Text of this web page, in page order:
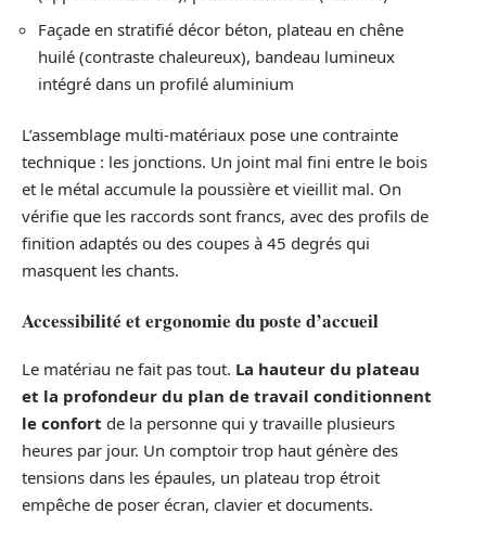
Façade en stratifié décor béton, plateau en chêne
huilé (contraste chaleureux), bandeau lumineux
intégré dans un profilé aluminium
L’assemblage multi-matériaux pose une contrainte
technique : les jonctions. Un joint mal fini entre le bois
et le métal accumule la poussière et vieillit mal. On
vérifie que les raccords sont francs, avec des profils de
finition adaptés ou des coupes à 45 degrés qui
masquent les chants.
Accessibilité et ergonomie du poste d’accueil
Le matériau ne fait pas tout. La hauteur du plateau
et la profondeur du plan de travail conditionnent
le confort de la personne qui y travaille plusieurs
heures par jour. Un comptoir trop haut génère des
tensions dans les épaules, un plateau trop étroit
empêche de poser écran, clavier et documents.